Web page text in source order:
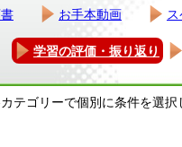
お手本動画
学習の評価・振り返り
テゴリーで個別に条件を選択